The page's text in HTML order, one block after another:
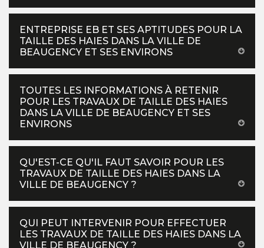
ENTREPRISE EB ET SES APTITUDES POUR LA
TAILLE DES HAIES DANS LA VILLE DE
BEAUGENCY ET SES ENVIRONS
TOUTES LES INFORMATIONS À RETENIR
POUR LES TRAVAUX DE TAILLE DES HAIES
DANS LA VILLE DE BEAUGENCY ET SES
ENVIRONS
QU'EST-CE QU'IL FAUT SAVOIR POUR LES
TRAVAUX DE TAILLE DES HAIES DANS LA
VILLE DE BEAUGENCY ?
QUI PEUT INTERVENIR POUR EFFECTUER
LES TRAVAUX DE TAILLE DES HAIES DANS LA
VILLE DE BEAUGENCY ?